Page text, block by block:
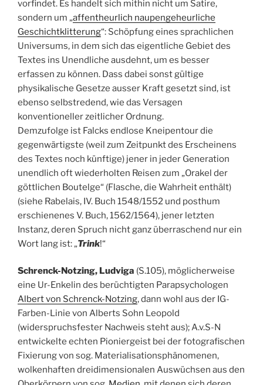
vorfindet. Es handelt sich mithin nicht um Satire,
sondern um „affentheurlich naupengeheurliche
Geschichtklitterung“: Schöpfung eines sprachlichen
Universums, in dem sich das eigentliche Gebiet des
Textes ins Unendliche ausdehnt, um es besser
erfassen zu können. Dass dabei sonst gültige
physikalische Gesetze ausser Kraft gesetzt sind, ist
ebenso selbstredend, wie das Versagen
konventioneller zeitlicher Ordnung.
Demzufolge ist Falcks endlose Kneipentour die
gegenwärtigste (weil zum Zeitpunkt des Erscheinens
des Textes noch künftige) jener in jeder Generation
unendlich oft wiederholten Reisen zum „Orakel der
göttlichen Boutelge“ (Flasche, die Wahrheit enthält)
(siehe Rabelais, IV. Buch 1548/1552 und posthum
erschienenes V. Buch, 1562/1564), jener letzten
Instanz, deren Spruch nicht ganz überraschend nur ein
Wort lang ist: „Trink!“
Schrenck-Notzing, Ludviga (S.105), möglicherweise
eine Ur-Enkelin des berüchtigten Parapsychologen
Albert von Schrenck-Notzing, dann wohl aus der IG-
Farben-Linie von Alberts Sohn Leopold
(widerspruchsfester Nachweis steht aus); A.v.S-N
entwickelte echten Pioniergeist bei der fotografischen
Fixierung von sog. Materialisationsphänomenen,
wolkenhaften dreidimensionalen Auswüchsen aus den